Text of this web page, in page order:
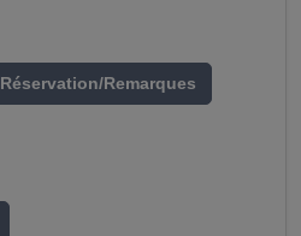
Réservation/Remarques